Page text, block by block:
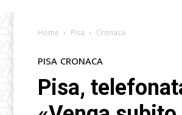
Home Pisa Cronaca
PISA CRONACA
Pisa,